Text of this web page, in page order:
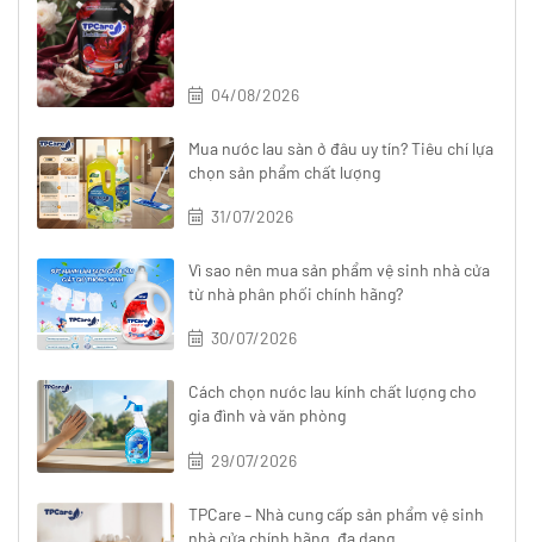
04/08/2026
Mua nước lau sàn ở đâu uy tín? Tiêu chí lựa
chọn sản phẩm chất lượng
31/07/2026
Vì sao nên mua sản phẩm vệ sinh nhà cửa
từ nhà phân phối chính hãng?
30/07/2026
Cách chọn nước lau kính chất lượng cho
gia đình và văn phòng
29/07/2026
TPCare – Nhà cung cấp sản phẩm vệ sinh
nhà cửa chính hãng, đa dạng